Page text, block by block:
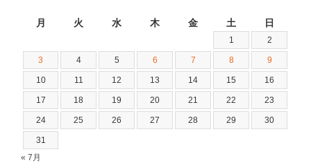
月 火 水 木 金 土 日
1 2
3 4 5 6 7 8 9
10 11 12 13 14 15 16
17 18 19 20 21 22 23
24 25 26 27 28 29 30
31
« 7月